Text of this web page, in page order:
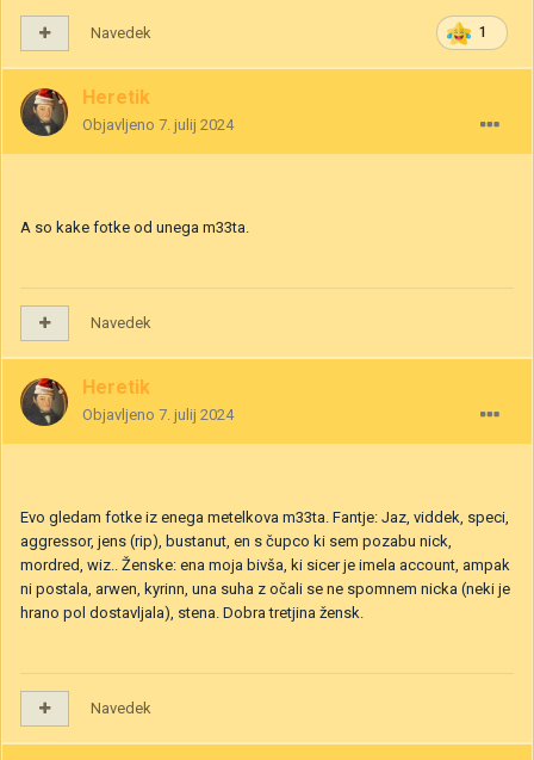
1
Navedek
Heretik
Objavljeno 7. julij 2024
A so kake fotke od unega m33ta.
Navedek
Heretik
Objavljeno 7. julij 2024
Evo gledam fotke iz enega metelkova m33ta. Fantje: Jaz, viddek, speci,
aggressor, jens (rip), bustanut, en s čupco ki sem pozabu nick,
mordred, wiz.. Ženske: ena moja bivša, ki sicer je imela account, ampak
ni postala, arwen, kyrinn, una suha z očali se ne spomnem nicka (neki je
hrano pol dostavljala), stena. Dobra tretjina žensk.
Navedek